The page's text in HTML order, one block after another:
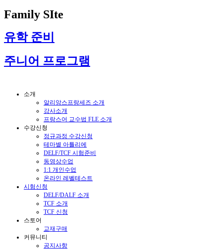
Family SIte
유학 준비
주니어 프로그램
소개
알리앙스프랑세즈 소개
강사소개
프랑스어 교수법 FLE 소개
수강신청
정규과정 수강신청
테마별 아틀리에
DELF/TCF 시험준비
동영상수업
1:1 개인수업
온라인 레벨테스트
시험신청
DELF/DALF 소개
TCF 소개
TCF 신청
스토어
교재구매
커뮤니티
공지사항